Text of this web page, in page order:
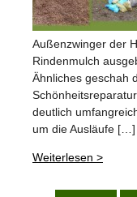
Außenzwinger der
Rindenmulch
Ähnliches geschah
deutlich
um die Ausläufe […]
Weiterlesen >